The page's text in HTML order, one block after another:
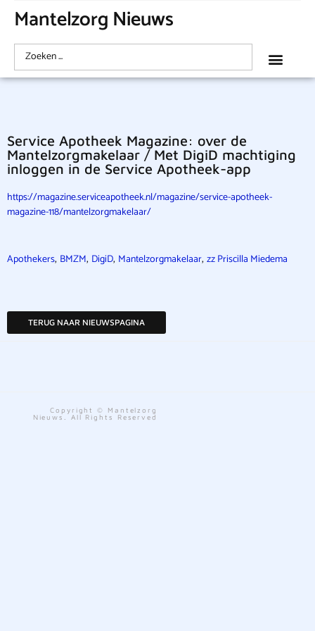
Mantelzorg Nieuws
Service Apotheek Magazine: over de
Mantelzorgmakelaar / Met DigiD machtiging
inloggen in de Service Apotheek-app
https://magazine.serviceapotheek.nl/magazine/service-apotheek-
magazine-118/mantelzorgmakelaar/
Apothekers, BMZM, DigiD, Mantelzorgmakelaar, zz Priscilla Miedema
TERUG NAAR NIEUWSPAGINA
Copyright © Mantelzorg
Nieuws. All Rights Reserved